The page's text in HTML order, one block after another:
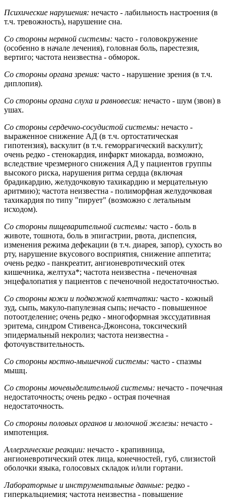
Психические нарушения: нечасто - лабильность настроения (в
т.ч. тревожность), нарушение сна.
Со стороны нервной системы: часто - головокружение
(особенно в начале лечения), головная боль, парестезия,
вертиго; частота неизвестна - обморок.
Со стороны органа зрения: часто - нарушение зрения (в т.ч.
диплопия).
Со стороны органа слуха и равновесия: нечасто - шум (звон) в
ушах.
Со стороны сердечно-сосудистой системы: нечасто -
выраженное снижение АД (в т.ч. ортостатическая
гипотензия), васкулит (в т.ч. геморрагический васкулит);
очень редко - стенокардия, инфаркт миокарда, возможно,
вследствие чрезмерного снижения АД у пациентов группы
высокого риска, нарушения ритма сердца (включая
брадикардию, желудочковую тахикардию и мерцательную
аритмию); частота неизвестна - полиморфная желудочковая
тахикардия по типу "пирует" (возможно с летальным
исходом).
Со стороны пищеварительной системы: часто - боль в
животе, тошнота, боль в эпигастрии, рвота, диспепсия,
изменения режима дефекации (в т.ч. диарея, запор), сухость во
рту, нарушение вкусового восприятия, снижение аппетита;
очень редко - панкреатит, ангионевротический отек
кишечника, желтуха*; частота неизвестна - печеночная
энцефалопатия у пациентов с печеночной недостаточностью.
Со стороны кожи и подкожной клетчатки: часто - кожный
зуд, сыпь, макуло-папулезная сыпь; нечасто - повышенное
потоотделение; очень редко - многоформная экссудативная
эритема, синдром Стивенса-Джонсона, токсический
эпидермальный некролиз; частота неизвестна -
фоточувствительность.
Со стороны костно-мышечной системы: часто - спазмы
мышц.
Со стороны мочевыделительной системы: нечасто - почечная
недостаточность; очень редко - острая почечная
недостаточность.
Со стороны половых органов и молочной железы: нечасто -
импотенция.
Аллергические реакции: нечасто - крапивница,
ангионевротический отек лица, конечностей, губ, слизистой
оболочки языка, голосовых складок и/или гортани.
Лабораторные и инструментальные данные: редко -
гиперкальциемия; частота неизвестна - повышение